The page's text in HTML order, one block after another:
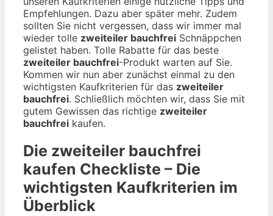
Empfehlungen. Dazu aber später mehr. Zudem
sollten Sie nicht vergessen, dass wir immer mal
wieder tolle zweiteiler bauchfrei Schnäppchen
gelistet haben. Tolle Rabatte für das beste
zweiteiler bauchfrei-Produkt warten auf Sie.
Kommen wir nun aber zunächst einmal zu den
wichtigsten Kaufkriterien für das zweiteiler
bauchfrei. Schließlich möchten wir, dass Sie mit
gutem Gewissen das richtige zweiteiler
bauchfrei kaufen.
Die zweiteiler bauchfrei
kaufen Checkliste – Die
wichtigsten Kaufkriterien im
Überblick